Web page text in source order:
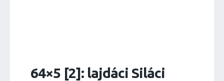
64×5 [2]: lajdáci Siláci